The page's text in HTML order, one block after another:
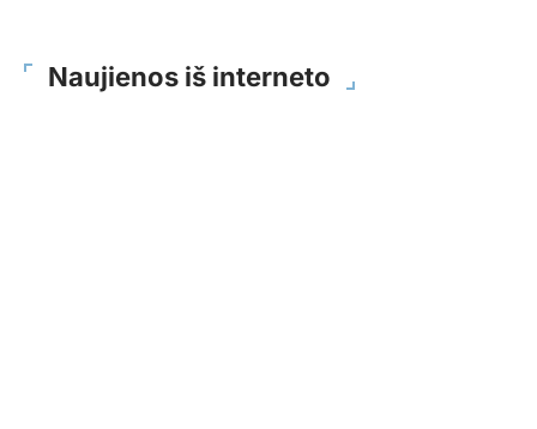
Naujienos iš interneto